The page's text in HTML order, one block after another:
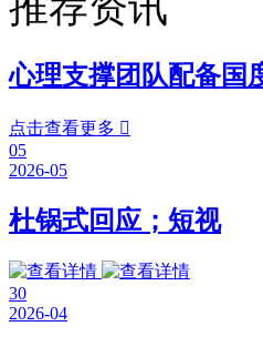
心理支撑团队配备国
点击查看更多 
05
2026-05
杜锅式回应；短视
30
2026-04